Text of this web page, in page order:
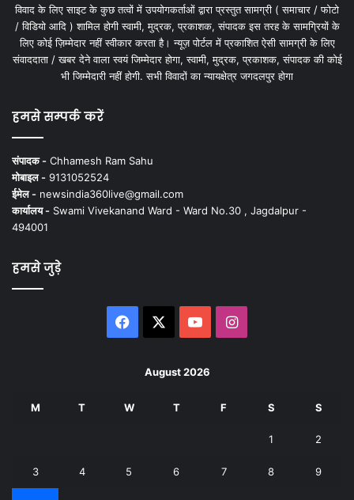
विवाद के लिए साइट के कुछ तत्वों में उपयोगकर्ताओं द्वारा प्रस्तुत सामग्री ( समाचार / फोटो
/ विडियो आदि ) शामिल होगी स्वामी, मुद्रक, प्रकाशक, संपादक इस तरह के सामग्रियों के
लिए कोई ज़िम्मेदार नहीं स्वीकार करता है। न्यूज़ पोर्टल में प्रकाशित ऐसी सामग्री के लिए
संवाददाता / खबर देने वाला स्वयं जिम्मेदार होगा, स्वामी, मुद्रक, प्रकाशक, संपादक की कोई
भी जिम्मेदारी नहीं होगी. सभी विवादों का न्यायक्षेत्र जगदलपुर होगा
हमसे सम्पर्क करें
संपादक - Chhamesh Ram Sahu
मोबाइल - 9131052524
ईमेल - newsindia360live@gmail.com
कार्यालय - Swami Vivekanand Ward - Ward No.30 , Jagdalpur -
494001
हमसे जुड़े
Facebook YouTubeInstagram
August 2026
M T W T F S S
1 2
3 4 5 6 7 8 9